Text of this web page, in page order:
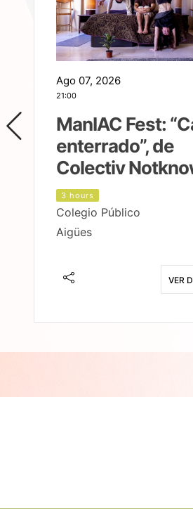
Ago 07, 2026
21:00
ManIAC Fest:
enterrado”, de
Colectiv
3 hours
Colegio Público
Aigües
VER